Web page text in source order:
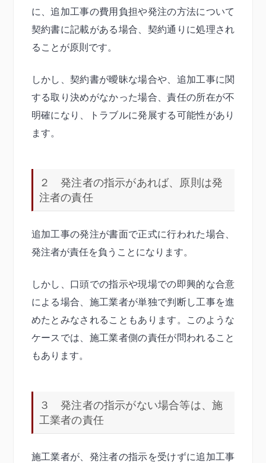
に、追加工事の費用負担や発注の方法について
契約書に記載がある場合、契約通りに処理され
ることが原則です。
しかし、契約書が曖昧な場合や、追加工事に関
する取り決めがなかった場合、責任の所在が不
明確になり、トラブルに発展する可能性があり
ます。
２ 発注者の指示があれば、原則は発
注者の責任
追加工事の発注が書面で正式に行われた場合、
発注者が責任を負うことになります。
しかし、口頭での指示や現場での即興的な合意
による場合、施工業者が単独で判断し工事を進
めたとみなされることもあります。このような
ケースでは、施工業者側の責任が問われること
もあります。
３ 発注者の指示がない場合等は、施
工業者の責任
施工業者が、発注者の指示を受けずに追加工事